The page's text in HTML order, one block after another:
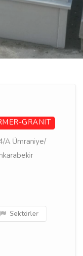
GRANIT
A Ümraniye/
Sektörler